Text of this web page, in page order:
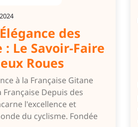
des
: Le Savoir-Faire
Roues
à la Française Gitane
Française Depuis des
l'excellence et
du cyclisme. Fondée